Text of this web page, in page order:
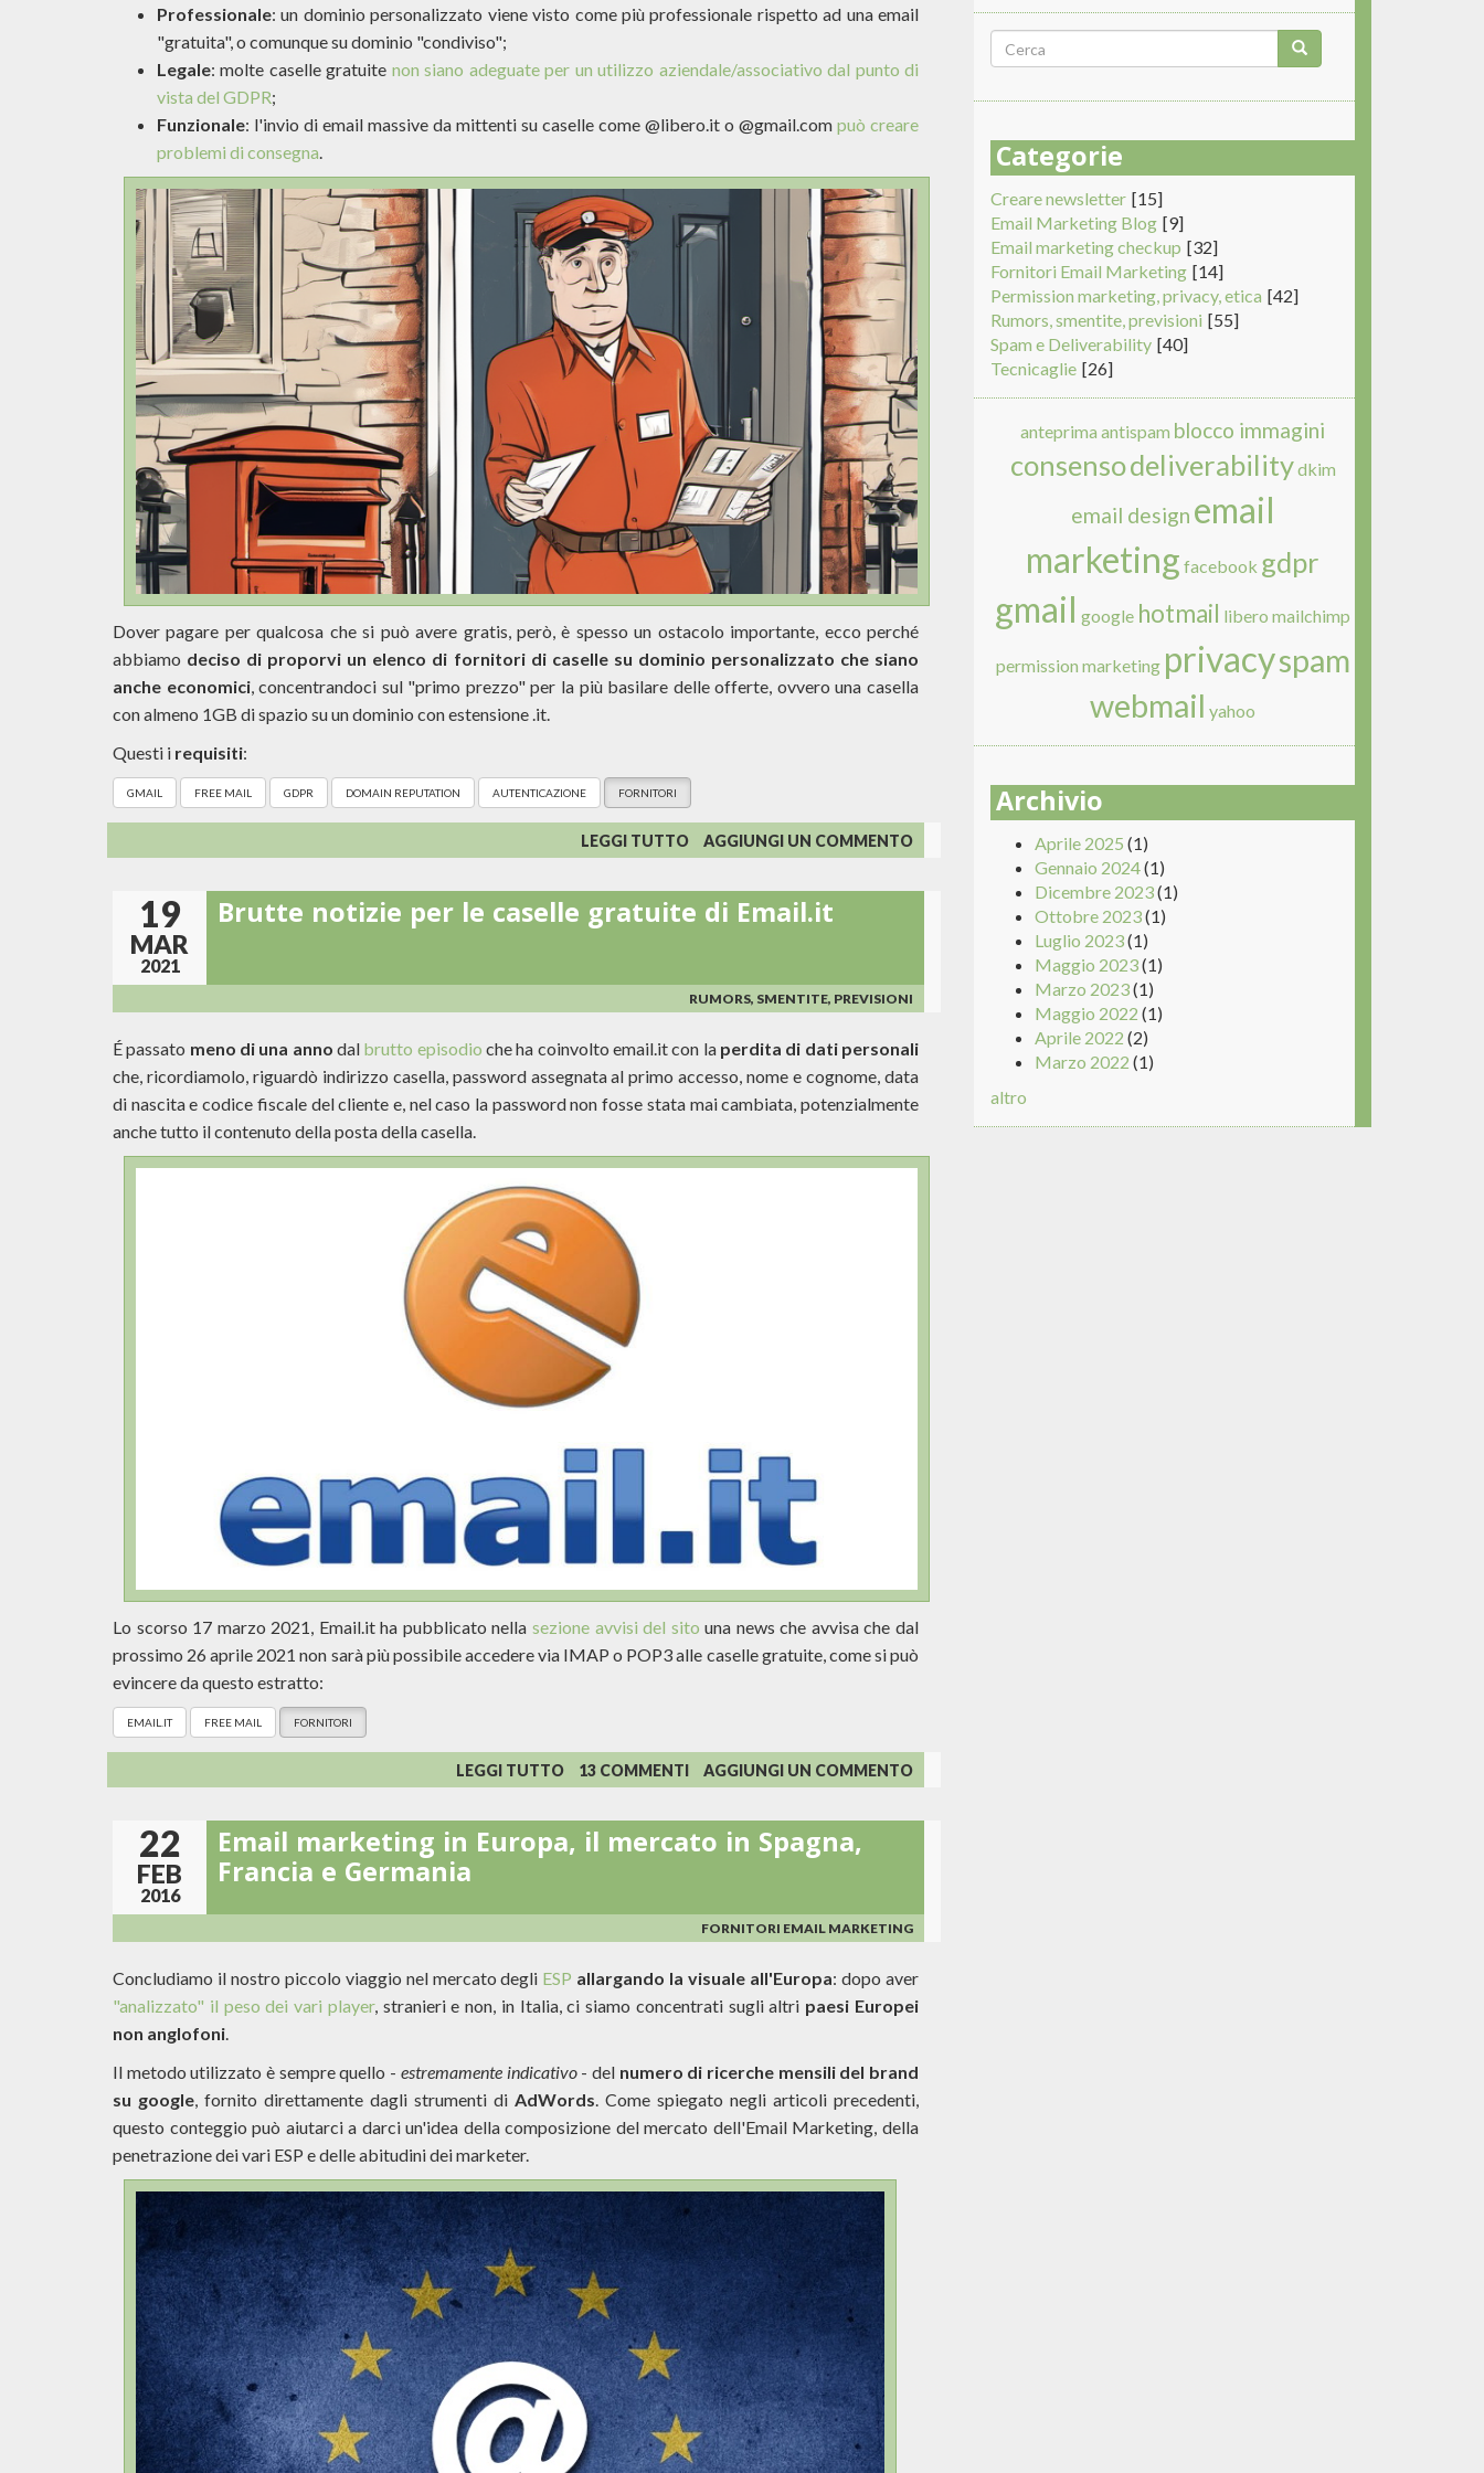
Professionale: un dominio personalizzato viene visto come più professionale rispetto ad una email
"gratuita", o comunque su dominio "condiviso";
Legale: molte caselle gratuite non siano adeguate per un utilizzo aziendale/associativo dal punto di
vista del GDPR;
Funzionale: l'invio di email massive da mittenti su caselle come @libero.it o @gmail.com può creare
problemi di consegna.
Dover pagare per qualcosa che si può avere gratis, però, è spesso un ostacolo importante, ecco perché
abbiamo deciso di proporvi un elenco di fornitori di caselle su dominio personalizzato che siano
anche economici, concentrandoci sul "primo prezzo" per la più basilare delle offerte, ovvero una casella
con almeno 1GB di spazio su un dominio con estensione .it.
Questi i requisiti:
GMAIL FREE MAIL GDPR DOMAIN REPUTATION AUTENTICAZIONE FORNITORI
LEGGI TUTTO SU
CASELLA
POSTA
CON
QUALI
ALTERNATIVE?
AGGIUNGI UN COMMENTO
19
MAR
2021
Brutte notizie per le caselle gratuite di Email.it
RUMORS, SMENTITE, PREVISIONI
É passato meno di una anno dal brutto episodio che ha coinvolto email.it con la perdita di dati personali
che, ricordiamolo, riguardò indirizzo casella, password assegnata al primo accesso, nome e cognome, data
di nascita e codice fiscale del cliente e, nel caso la password non fosse stata mai cambiata, potenzialmente
anche tutto il contenuto della posta della casella.
Lo scorso 17 marzo 2021, Email.it ha pubblicato nella sezione avvisi del sito una news che avvisa che dal
prossimo 26 aprile 2021 non sarà più possibile accedere via IMAP o POP3 alle caselle gratuite, come si può
evincere da questo estratto:
EMAIL.IT FREE MAIL FORNITORI
LEGGI TUTTO SU
BRUTTE
PER
LE
EMAIL.IT
13 COMMENTI AGGIUNGI UN COMMENTO
22
FEB
2016
Email marketing in Europa, il mercato in Spagna,
Francia e Germania
FORNITORI EMAIL MARKETING
Concludiamo il nostro piccolo viaggio nel mercato degli ESP allargando la visuale all'Europa: dopo aver
"analizzato" il peso dei vari player, stranieri e non, in Italia, ci siamo concentrati sugli altri paesi Europei
non anglofoni
Il metodo utilizzato è sempre quello - estremamente indicativo- del numero di ricerche mensili del brand
su google , fornito direttamente dagli strumenti di AdWords . Come spiegato negli articoli precedenti,
questo conteggio può aiutarci a darci un'idea della composizione del mercato dell'Email Marketing, della
penetrazione dei vari ESP e delle abitudini dei marketer.
Form
di
ricerca
Categorie
Creare newsletter [15]
Email Marketing Blog [9]
Email marketing checkup [32]
Fornitori Email Marketing [14]
Permission marketing, privacy, etica [42]
Rumors, smentite, previsioni [55]
Spam e Deliverability [40]
Tecnicaglie [26]
anteprima antispam blocco immagini
consensodeliverabilitydkim
email design email
marketing facebook gdpr
gmail google hotmail libero mailchimp
permission marketing privacyspam
webmail yahoo
Archivio
Aprile 2025 (1)
Gennaio 2024(1)
Dicembre 2023(1)
Ottobre 2023(1)
Luglio 2023(1)
Maggio 2023(1)
Marzo 2023(1)
Maggio 2022 (1)
Aprile 2022 (2)
Marzo 2022 (1)
altro